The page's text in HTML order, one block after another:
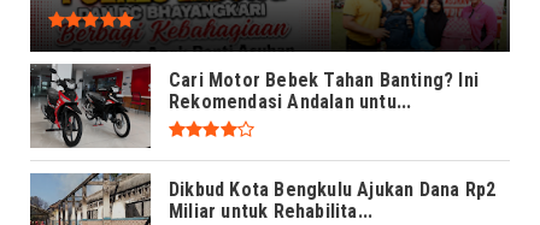
Cari Motor Bebek Tahan Banting? Ini
Rekomendasi Andalan untu...
Dikbud Kota Bengkulu Ajukan Dana Rp2
Miliar untuk Rehabilita...